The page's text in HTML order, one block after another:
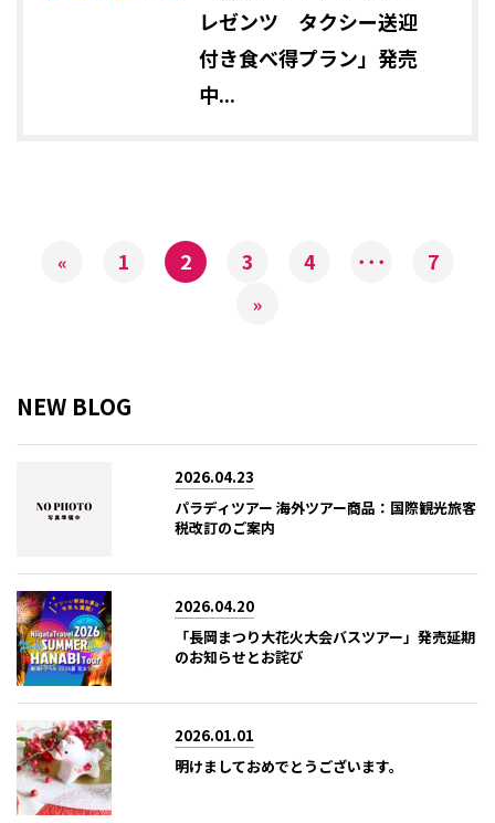
レゼンツ タクシー送迎
付き食べ得プラン」発売
中...
« 1 2 3 4 ･･･ 7
»
NEW BLOG
2026.04.23
パラディツアー 海外ツアー商品：国際観光旅客
税改訂のご案内
2026.04.20
「長岡まつり大花火大会バスツアー」発売延期
のお知らせとお詫び
2026.01.01
明けましておめでとうございます。